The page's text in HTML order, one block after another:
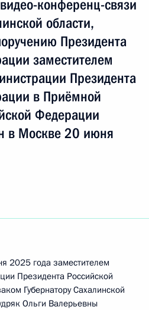
конференц-связи
области,
Президента
заместителем
Президента
в Приёмной
Федерации
в Москве 20 июня
2025 года заместителем
Президента Российской
Губернатору Сахалинской
Ольги Валерьевны